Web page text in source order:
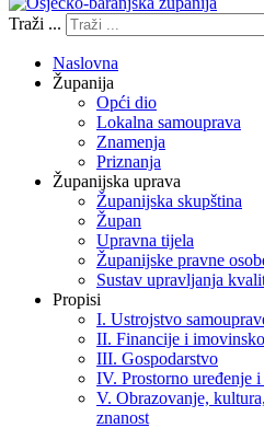
Traži ...
Naslovna
Županija
Opći dio
Lokalna samouprava
Znamenja
Priznanja
Županijska uprava
Županijska skupština
Župan
Upravna tijela
Županijske pravne
Sustav upravljanja
Propisi
I. Ustrojstvo
II. Financije i
III. Gospodarstvo
IV. Prostorno uređenje
V. Obrazovanje,
znanost